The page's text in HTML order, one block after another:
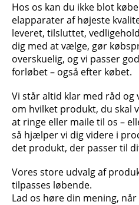
Hos os kan du ikke blot
elapparater af højeste
leveret, tilsluttet,
dig med at vælge, gør
overskuelig, og vi passer
forløbet – også efter købet.
Vi står altid klar med råd og
om hvilket produkt, du skal
at ringe eller maile til os –
så hjælper vi dig videre i
det produkt, der passer til
Vores store udvalg af
tilpasses løbende.
Lad os høre din mening,